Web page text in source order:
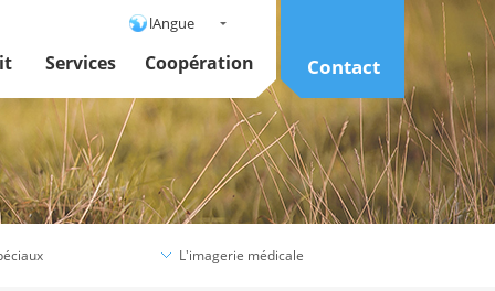
lAngue
Services Coopération Contact
L'imagerie médicale